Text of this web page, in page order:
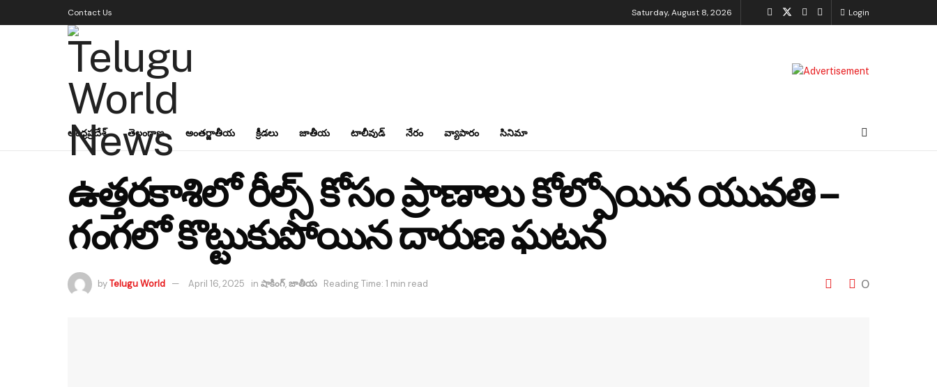
Contact Us Saturday, August 8, 2026 Login
ఆంధ్రప్రదేశ్ తెలంగాణ అంతర్జాతీయ క్రీడలు జాతీయ టాలీవుడ్ నేరం వ్యాపారం సినిమా
ఉత్తరకాశిలో రీల్స్ కోసం ప్రాణాలు కోల్పోయిన యువతి –
గంగలో కొట్టుకుపోయిన దారుణ ఘటన
byTelugu World April 16, 2025 in షాకింగ్,జాతీయ Reading Time: 1 min read 0